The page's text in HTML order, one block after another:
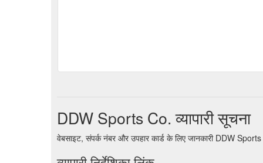
DDW Sports Co. व्यापारी सूचना
वेबसाइट, संपर्क नंबर और उपहार कार्ड के लिए जानकारी DDW